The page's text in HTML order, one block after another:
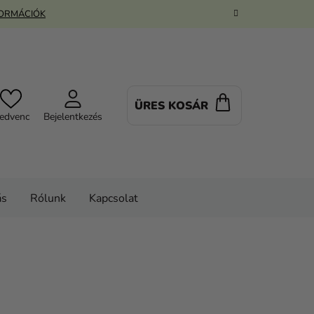
Bejelentkezés
ÜRES KOSÁR
Rólunk Kapcsolat